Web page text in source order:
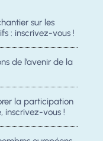
sur les
: inscrivez-vous !
de l’avenir de la
la participation
inscrivez-vous !